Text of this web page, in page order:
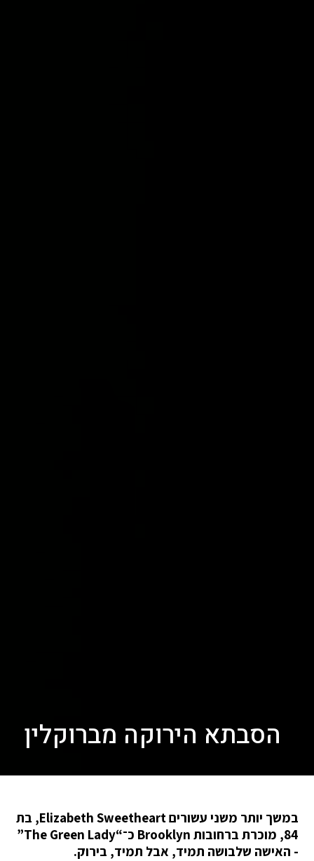
הסבתא הירוקה מברוקלין
במשך יותר משני עשורים Elizabeth Sweetheart, בת
84, מוכרת ברחובות Brooklyn כ־“The Green Lady”
- האישה שלבושה תמיד, אבל תמיד, בירוק.